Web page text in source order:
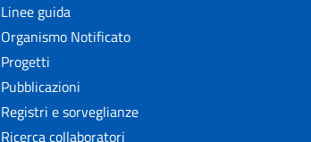
Linee guida
Organismo Notificato
Progetti
Pubblicazioni
Registri e sorveglianze
Ricerca collaboratori